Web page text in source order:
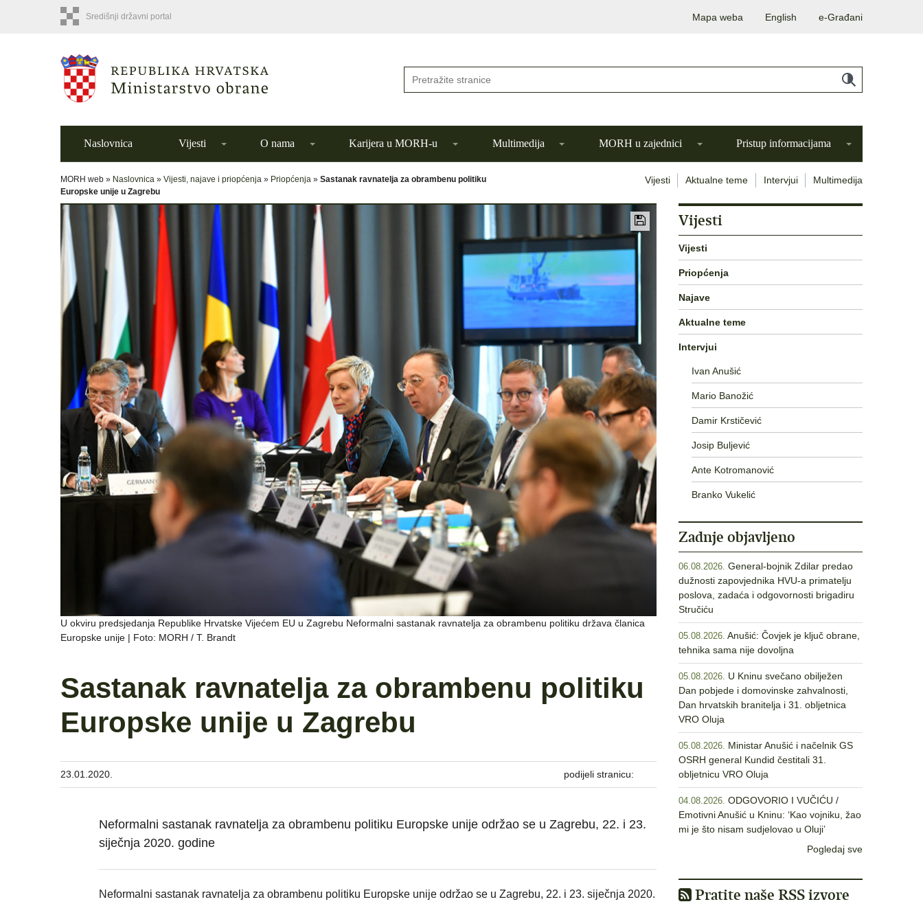
Središnji državni portal Mapa weba English e-Građani
Naslovnica Vijesti O nama Karijera u MORH-u Multimedija MORH u zajednici Pristup informacijama
MORH web » Naslovnica » Vijesti, najave i priopćenja » Priopćenja » Sastanak ravnatelja za obrambenu politiku
Europske unije u Zagrebu
Vijesti Aktualne teme Intervjui Multimedija
U okviru predsjedanja Republike Hrvatske Vijećem EU u Zagrebu Neformalni sastanak ravnatelja za obrambenu politiku država članica
Europske unije | Foto: MORH / T. Brandt
Sastanak ravnatelja za obrambenu politiku
Europske unije u Zagrebu
23.01.2020. podijeli stranicu:
Neformalni sastanak ravnatelja za obrambenu politiku Europske unije održao se u Zagrebu, 22. i 23.
siječnja 2020. godine
Neformalni sastanak ravnatelja za obrambenu politiku Europske unije održao se u Zagrebu, 22. i 23. siječnja 2020.
Vijesti
Vijesti
Priopćenja
Najave
Aktualne teme
Intervjui
Ivan Anušić
Mario Banožić
Damir Krstičević
Josip Buljević
Ante Kotromanović
Branko Vukelić
Zadnje objavljeno
06.08.2026. General-bojnik Zdilar predao
dužnosti zapovjednika HVU-a primatelju
poslova, zadaća i odgovornosti brigadiru
Stručiću
05.08.2026. Anušić: Čovjek je ključ obrane,
tehnika sama nije dovoljna
05.08.2026. U Kninu svečano obilježen
Dan pobjede i domovinske zahvalnosti,
Dan hrvatskih branitelja i 31. obljetnica
VRO Oluja
05.08.2026. Ministar Anušić i načelnik GS
OSRH general Kundid čestitali 31.
obljetnicu VRO Oluja
04.08.2026. ODGOVORIO I VUČIĆU /
Emotivni Anušić u Kninu: ‘Kao vojniku, žao
mi je što nisam sudjelovao u Oluji’
Pogledaj sve
Pratite naše RSS izvore